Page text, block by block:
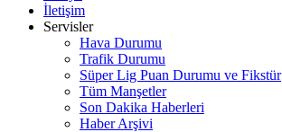
İletişim
Servisler
Hava Durumu
Trafik Durumu
Süper Lig Puan Durumu ve Fikstür
Tüm Manşetler
Son Dakika Haberleri
Haber Arşivi